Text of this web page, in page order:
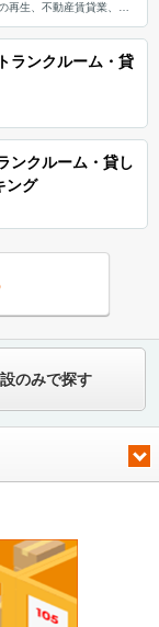
再生、不動産賃貸業、リ
ご紹介致します。
ど当社のデザイナーが設
メラ7台とモニターを設置
5Fまでがトランクルーム
軽に内見(無料)のご希望
を中心とした住居が多
方がご自宅の荷物を保管
シスト自転車（LUUP）
る方が、こちらにトラン
いたケースもあります。
の防犯カメラとモニタ
を週に1度行っており、防
車にて運ぶことが可能で
ームをご用意しておりま
に伴う郵送での手続き等
ご契約手続きも可能です
ットカード・口座引落の
より早々に感じられまし
ける。 同じ建物内に事務
においても安心感があ
ランクルーム・貸
ンクルーム・貸し
ング
のみで探す